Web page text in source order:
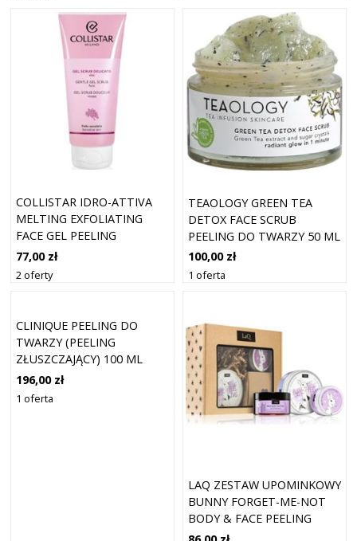
COLLISTAR IDRO-ATTIVA
MELTING EXFOLIATING
FACE GEL PEELING
CUKROWY DO TWARZY 100
ML
77,00 zł
2 oferty
TEAOLOGY GREEN TEA
DETOX FACE SCRUB
PEELING DO TWARZY 50 ML
100,00 zł
1 oferta
CLINIQUE PEELING DO
TWARZY (PEELING
ZŁUSZCZAJĄCY) 100 ML
196,00 zł
1 oferta
LAQ ZESTAW UPOMINKOWY
BUNNY FORGET-ME-NOT
BODY & FACE PEELING
CUKROWY DO CIAŁA 200 ML